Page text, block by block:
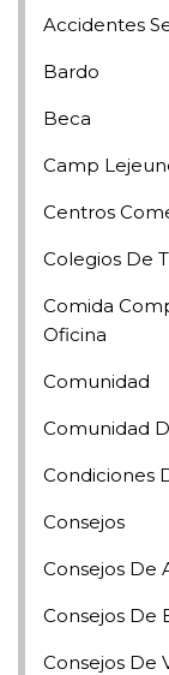
Accidentes
Bardo
Beca
Camp
Centros
Colegios De
Comida
Oficina
Comunidad
Comunidad
Condiciones
Consejos
Consejos De
Consejos De
Consejos De